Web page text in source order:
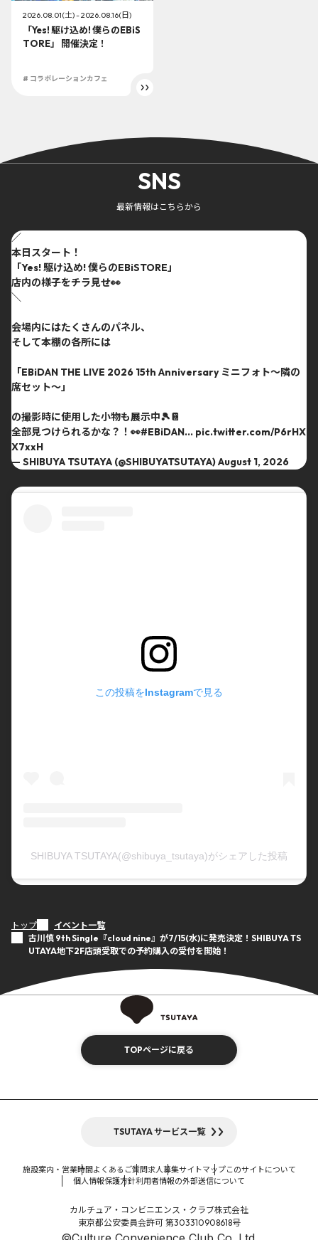
トップ
イベント一覧
古川慎 9th Single『cloud nine』が7/15(水)に発売決定！SHIBUYA TS
UTAYA地下2F店頭受取での予約購入の受付を開始！
2026.08.01(土) - 2026.08.16(日)
「Yes! 駆け込め! 僕らのEBiS
TORE」 開催決定！
# コラボレーションカフェ
SNS
最新情報はこちらから
／
本日スタート！
「Yes! 駆け込め! 僕らのEBiSTORE」
店内の様子をチラ見せ👀
＼
会場内にはたくさんのパネル、
そして本棚の各所には
「EBiDAN THE LIVE 2026 15th Anniversary ミニフォト〜隣の
席セット〜」
の撮影時に使用した小物も展示中🎾📔
全部見つけられるかな？！👀#EBiDAN… pic.twitter.com/P6rHX
X7xxH
— SHIBUYA TSUTAYA (@SHIBUYATSUTAYA)August 1, 2026
この投稿をInstagramで見る
SHIBUYA TSUTAYA(@shibuya_tsutaya)がシェアした投稿
TOPページに戻る
TSUTAYA サービス一覧
施設案内・営業時間よくあるご質問求人募集サイトマップこのサイトについて
個人情報保護方針利用者情報の外部送信について
カルチュア・コンビニエンス・クラブ株式会社
東京都公安委員会許可 第303310908618号